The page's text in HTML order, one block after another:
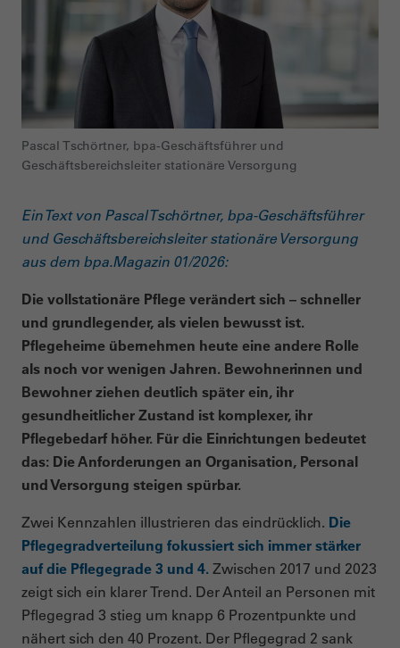
Pascal Tschörtner, bpa-Geschäftsführer und
Geschäftsbereichsleiter stationäre Versorgung
Ein Text von Pascal Tschörtner, bpa-Geschäftsführer
und Geschäftsbereichsleiter stationäre Versorgung
aus dem bpa.Magazin 01/2026:
Die vollstationäre Pflege verändert sich – schneller
und grundlegender, als vielen bewusst ist.
Pflegeheime übernehmen heute eine andere Rolle
als noch vor wenigen Jahren. Bewohnerinnen und
Bewohner ziehen deutlich später ein, ihr
gesundheitlicher Zustand ist komplexer, ihr
Pflegebedarf höher. Für die Einrichtungen bedeutet
das: Die Anforderungen an Organisation, Personal
und Versorgung steigen spürbar.
Zwei Kennzahlen illustrieren das eindrücklich. Die
Pflegegradverteilung fokussiert sich immer stärker
auf die Pflegegrade 3 und 4. Zwischen 2017 und 2023
zeigt sich ein klarer Trend. Der Anteil an Personen mit
Pflegegrad 3 stieg um knapp 6 Prozentpunkte und
nähert sich den 40 Prozent. Der Pflegegrad 2 sank